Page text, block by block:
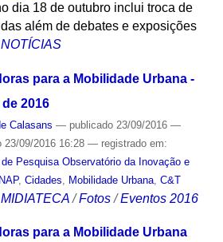
dia 18 de outubro inclui troca de
além de debates e exposições
NOTÍCIAS
para a Mobilidade Urbana -
2016
Calasans — publicado23/09/2016 —
23/09/2016 16:28 — registrado em:
Pesquisa Observatório da Inovação e
, Cidades Mobilidade Urbana, C&T
MIDIATECA /Fotos /Eventos 2016
para a Mobilidade Urbana